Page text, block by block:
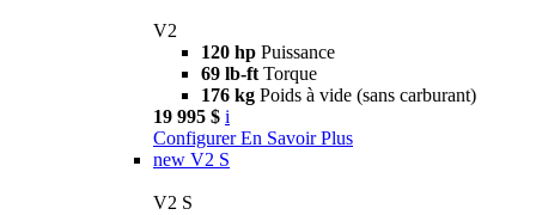
V2
120 hp Puissance
69 lb-ft Torque
176 kg Poids à vide (sans carburant)
19 995 $ i
Configurer En Savoir Plus
new V2 S
V2 S